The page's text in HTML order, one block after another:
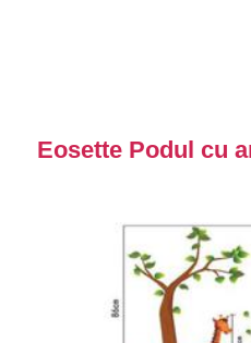
Eosette Podul cu